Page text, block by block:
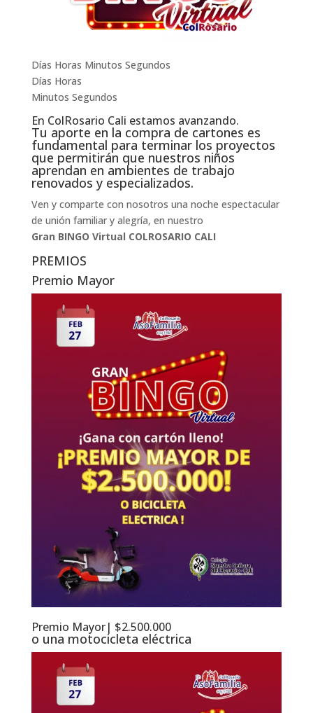
Días Horas Minutos Segundos
Días Horas
Minutos Segundos
En ColRosario Cali estamos avanzando.
Tu aporte en la compra de cartones es
fundamental para terminar los proyectos
que permitirán que nuestros niños
aprendan en ambientes de trabajo
renovados y especializados.
Ven y comparte con nosotros una noche espectacular
de unión familiar y alegría, en nuestro
Gran BINGO Virtual COLROSARIO CALI
PREMIOS
Premio Mayor
Premio Mayor| $2.500.000
o una motocicleta eléctrica